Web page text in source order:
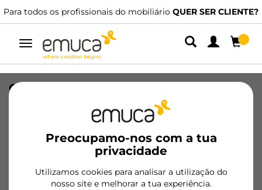
Para todos os profissionais do mobiliário QUER SER CLIENTE?
Alternar
navegação
Preocupamo-nos com a tua
privacidade
Utilizamos cookies para analisar a utilização do
nosso site e melhorar a tua experiência.
Cabo LED Neonlynx Z (12V DC) (24V
DC), comprimento 1.5m, MINILED, para
largura 6mm, Plástico
5160420/EAN 8432393345161
Produtos essenciais